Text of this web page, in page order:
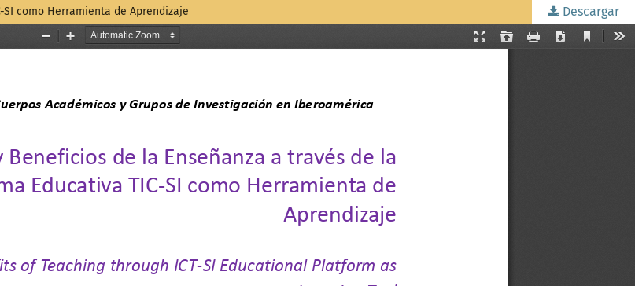
como Herramienta de Aprendizaje Descargar